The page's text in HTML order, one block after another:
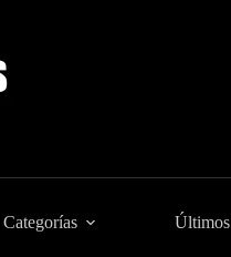
Categorías Últimos